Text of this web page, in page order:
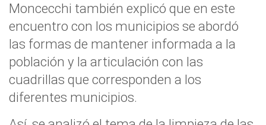
Moncecchi también explicó que en este
encuentro con los municipios se abordó
las formas de mantener informada a la
población y la articulación con las
cuadrillas que corresponden a los
diferentes municipios.